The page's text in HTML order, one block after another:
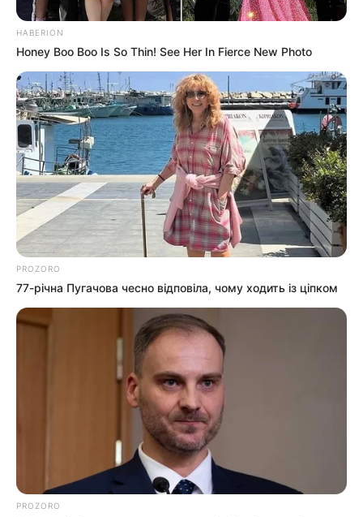
HABERION
Honey Boo Boo Is So Thin! See Her In Fierce New Photo
PROZORO
77-річна Пугачова чесно відповіла, чому ходить із ціпком
PROZORO